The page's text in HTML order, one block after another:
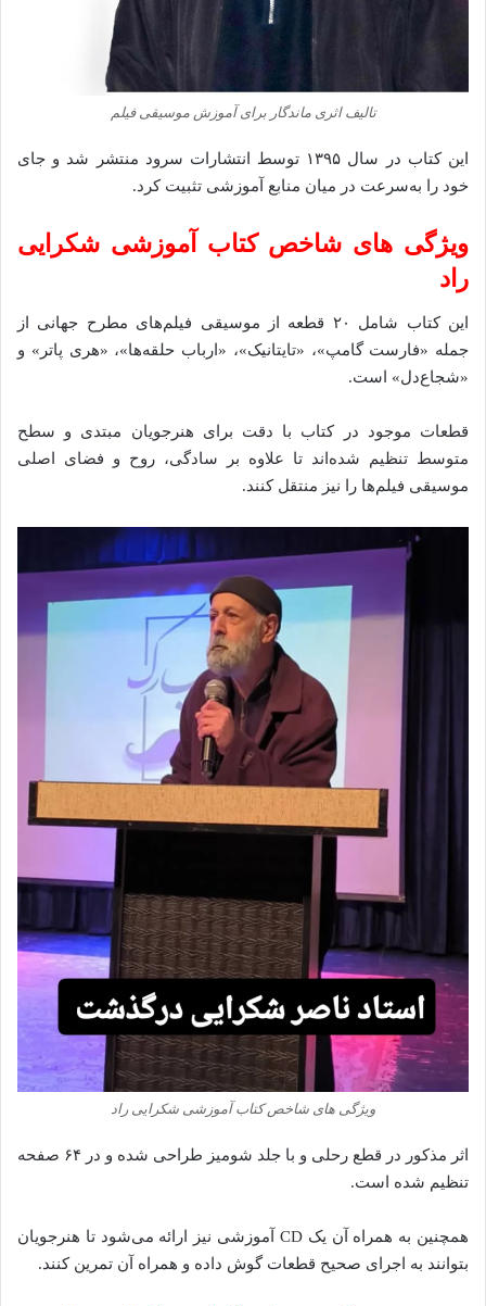
تالیف اثری ماندگار برای آموزش موسیقی فیلم
این کتاب در سال ۱۳۹۵ توسط انتشارات سرود منتشر شد و جای
خود را به‌سرعت در میان منابع آموزشی تثبیت کرد.
ویژگی‌ های شاخص کتاب آموزشی شکرایی‌
راد
این کتاب شامل ۲۰ قطعه از موسیقی فیلم‌های مطرح جهانی از
جمله «فارست گامپ»، «تایتانیک»، «ارباب حلقه‌ها»، «هری پاتر» و
«شجاع‌دل» است.
قطعات موجود در کتاب با دقت برای هنرجویان مبتدی و سطح
متوسط تنظیم شده‌اند تا علاوه بر سادگی، روح و فضای اصلی
موسیقی فیلم‌ها را نیز منتقل کنند.
ویژگی‌ های شاخص کتاب آموزشی شکرایی‌ راد
اثر مذکور در قطع رحلی و با جلد شومیز طراحی شده و در ۶۴ صفحه
تنظیم شده است.
همچنین به همراه آن یک CD آموزشی نیز ارائه می‌شود تا هنرجویان
بتوانند به اجرای صحیح قطعات گوش داده و همراه آن تمرین کنند.